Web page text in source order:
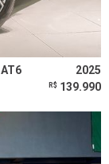
2025
R$ 139.990